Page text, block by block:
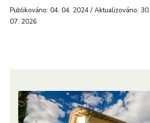
Publikováno: 04. 04. 2024 / Aktualizováno: 30.
07. 2026